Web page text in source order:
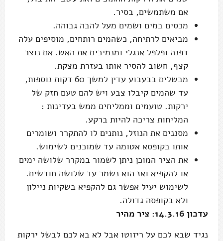
אם משתמשים, בסיר.
מכסים במים ושמים מעל להבה גבוהה.
מביאים לרתיחה, כשהמים רותחים, מוסיפים עלה
דפנה ופלפל אנגלי ומנמיכים את האש. אם נוצר
קצף, חשוב להסיר אותו בעזרת מצקת.
מבשלים בבעבוע עדין למשך 60 דקות נוספות,
עד שהמים קיבלו צבע ויש להם טעם חזק של
ירקות. טועמים וממליחים ממש בעדינות :
המליחות צריכה להיות ברקע.
מסננים את הנוזל, נותנים לו להתקרר ושומרים
אותו בקופסא אטומה עד שמוכנים לשימוש.
את הציר המוכן ניתן לשמור במקרר שלושה ימים
או להקפיא ואז הוא נשמר עד שלושה חודשים.
לשימוש יעיל אפשר גם להקפיא בשקיות ניילון
ולא בקופסה גדולה.
עדכון 14.3.16: ציר מהיר
נגיד שבא לכם על ריזוטו אבל לא בא לכם לבשל ירקות